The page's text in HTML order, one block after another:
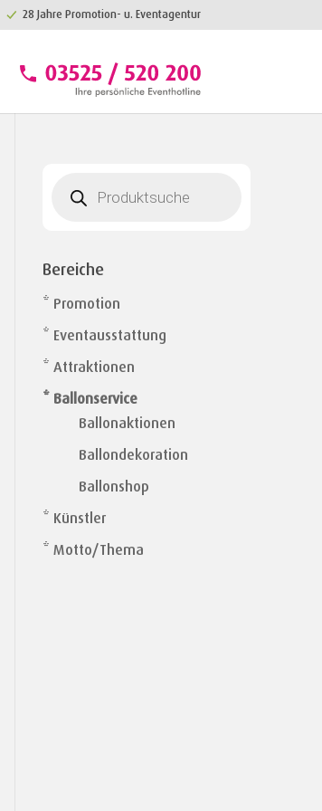
28 Jahre Promotion- u. Eventagentur
search
Bereiche
* Promotion
* Eventausstattung
* Attraktionen
* Ballonservice
Ballonaktionen
Ballondekoration
Ballonshop
* Künstler
* Motto/Thema